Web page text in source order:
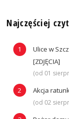
Najczęściej
Ulice w
[ZDJĘCIA]
(od 01
Akcja
(od 02